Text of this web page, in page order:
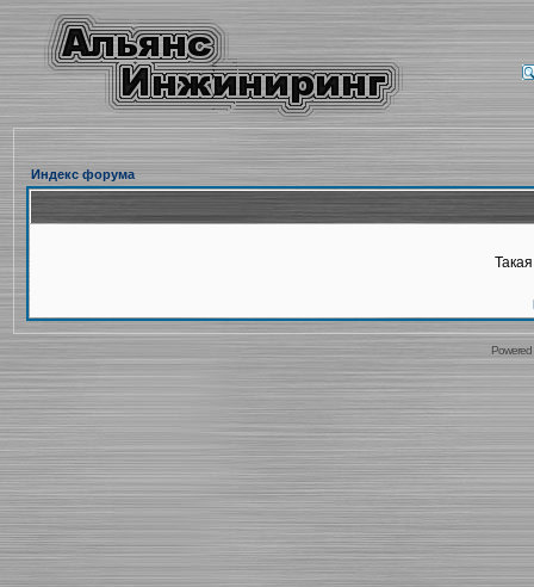
Индекс форума